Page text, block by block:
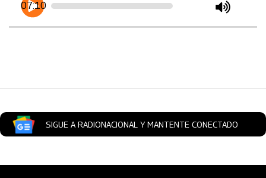
play mute
07:10
SIGUE A RADIONACIONAL Y MANTENTE CONECTADO